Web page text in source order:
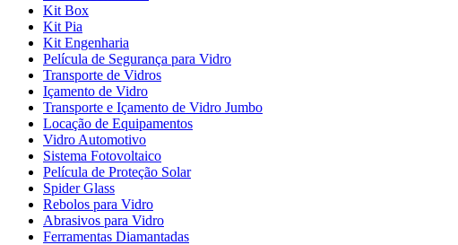
Kit Box
Kit Pia
Kit Engenharia
Película de Segurança para Vidro
Transporte de Vidros
Içamento de Vidro
Transporte e Içamento de Vidro Jumbo
Locação de Equipamentos
Vidro Automotivo
Sistema Fotovoltaico
Película de Proteção Solar
Spider Glass
Rebolos para Vidro
Abrasivos para Vidro
Ferramentas Diamantadas